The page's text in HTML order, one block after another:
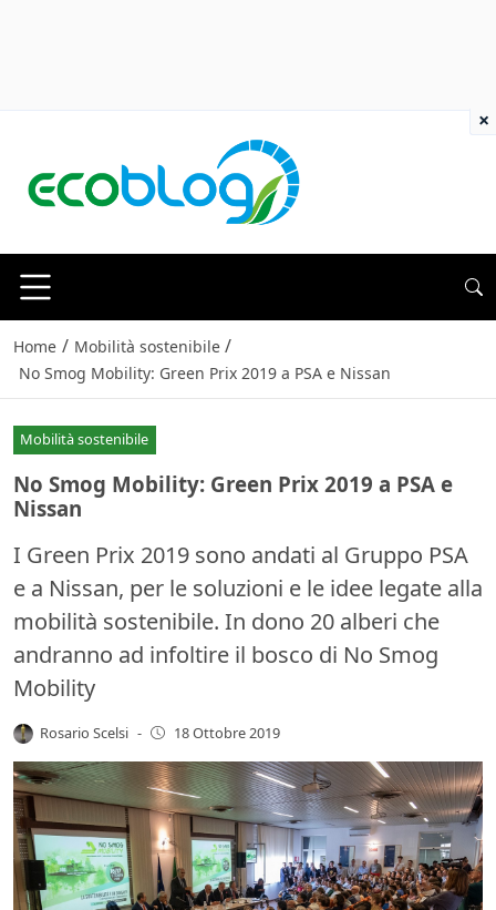
Home / Mobilità sostenibile /
No Smog Mobility: Green Prix 2019 a PSA e Nissan
Mobilità sostenibile
No Smog Mobility: Green Prix 2019 a PSA e
Nissan
I Green Prix 2019 sono andati al Gruppo PSA
e a Nissan, per le soluzioni e le idee legate alla
mobilità sostenibile. In dono 20 alberi che
andranno ad infoltire il bosco di No Smog
Mobility
Rosario Scelsi - 18 Ottobre 2019
×